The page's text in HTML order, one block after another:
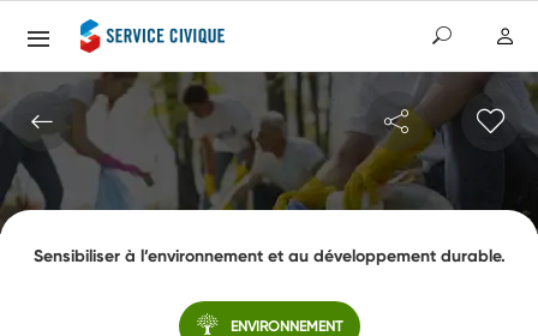
Sensibiliser à l’environnement et au développement durable.
ENVIRONNEMENT